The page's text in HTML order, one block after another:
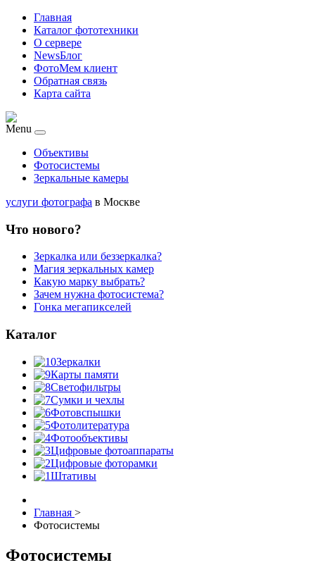
Главная
Каталог фототехники
О сервере
NewsБлог
ФотоМем клиент
Обратная связь
Карта сайта
Menu
Объективы
Фотосистемы
Зеркальные камеры
услуги фотографа в Москве
Что нового?
Зеркалка или беззеркалка?
Магия зеркальных камер
Какую марку выбрать?
Зачем нужна фотосистема?
Гонка мегапикселей
Каталог
Зеркалки
Карты памяти
Светофильтры
Сумки и чехлы
Фотовспышки
Фотолитература
Фотообъективы
Цифровые фотоаппараты
Цифровые фоторамки
Штативы
Главная >
Фотосистемы
Фотосистемы